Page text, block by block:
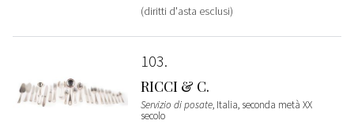
(diritti d'asta esclusi)
103
RICCI & C.
Servizio di posate, Italia, seconda metà XX
secolo